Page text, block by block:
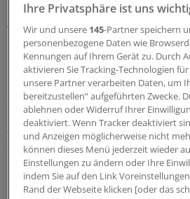
Krankenhäusern übernommen
weiter mobile Teams geben. Das
Oktober werde derzeit erarbeitet.
Die Linken-Politikerin Schaper
dieser Teams an Schulen und
Impfangebote in Einkaufszentren
Sportveranstaltungen als
der Impfkampagne. (sve)
Ihre Privatsphäre ist uns
Wir und unsere 145-Partner speichern
personenbezogene Daten wie
Kennungen auf Ihrem Gerät zu. Durch
aktivieren Sie Tracking-Technologien
unsere Partner verarbeiten Daten, um
bereitzustellen“ aufgeführten Zwecke.
ablehnen oder Widerruf Ihrer
deaktiviert. Wenn Tracker deaktiviert
und Anzeigen möglicherweise nicht
können dieses Menü jederzeit wieder
Einstellungen zu ändern oder Ihre
indem Sie auf den Link
Rand der Webseite klicken [oder das